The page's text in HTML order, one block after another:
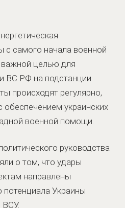
с самого начала военной
важной целью для
ВС РФ на подстанции
происходят регулярно,
обеспечением украинских
военной помощи.
руководства
о том, что удары
направлены
потенциала Украины
ВСУ.